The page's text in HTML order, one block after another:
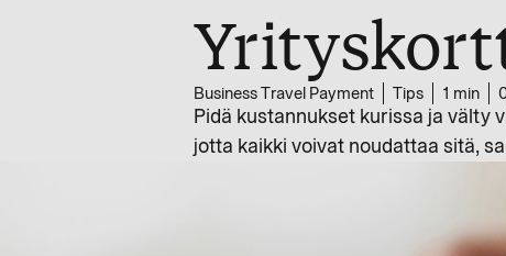
Business Travel Payment Tips 1 min
Pidä kustannukset kurissa ja välty
jotta kaikki voivat noudattaa sitä,